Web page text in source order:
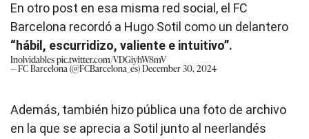
En otro post en esa misma red social, el FC
Barcelona recordó a Hugo Sotil como un delantero
“hábil, escurridizo, valiente e intuitivo”.
Inolvidablespic.twitter.com/VDGiyhW8mV
— FC Barcelona (@FCBarcelona_es)December 30, 2024
Además, también hizo pública una foto de archivo
en la que se aprecia a Sotil junto al neerlandés